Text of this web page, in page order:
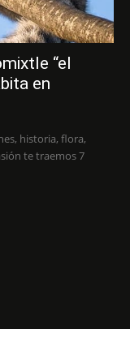
“el
en
historia, flora,
te traemos 7